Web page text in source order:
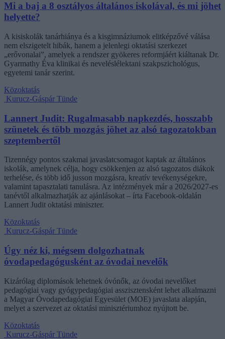
Mi a baj a 8 osztályos általános iskolával, és mi jöhet
helyette?
A kisiskolák tanárhiánya és a kisgimnáziumok elitképzővé válása
nem elszigetelt hibák, hanem a jelenlegi oktatási szerkezet
„erővonalai”, amelyek a rendszer gyökeres reformjáért kiáltanak Dr.
Gyarmathy Éva klinikai és neveléslélektani szakpszichológus,
egyetemi tanár szerint.
Közoktatás
Kurucz-Gáspár Tünde
Lannert Judit: Rugalmasabb napkezdés, hosszabb
szünetek és több mozgás jöhet az alsó tagozatokban
szeptembertől
Tizennégy pontos szakmai javaslatcsomagot kaptak az általános
iskolák, amelynek célja, hogy csökkenjen az alsó tagozatos diákok
terhelése, és több idő jusson mozgásra, kreatív tevékenységekre,
valamint tapasztalati tanulásra. Az intézmények már a 2026/2027-es
tanévtől alkalmazhatják az ajánlásokat – írta Facebook-oldalán
Lannert Judit oktatási miniszter.
Közoktatás
Kurucz-Gáspár Tünde
Úgy néz ki, mégsem dolgozhatnak
óvodapedagógusként az óvodai nevelők
Kizárólag diplomások lehetnek óvónők, az óvodai nevelőket
pedagógiai vagy gyógypedagógiai asszisztensként lehet alkalmazni
a Magyar Óvodapedagógiai Egyesület (MOE) javaslata alapján,
melyet a szervezet az oktatási minisztériumhoz nyújtott be.
Közoktatás
Kurucz-Gáspár Tünde